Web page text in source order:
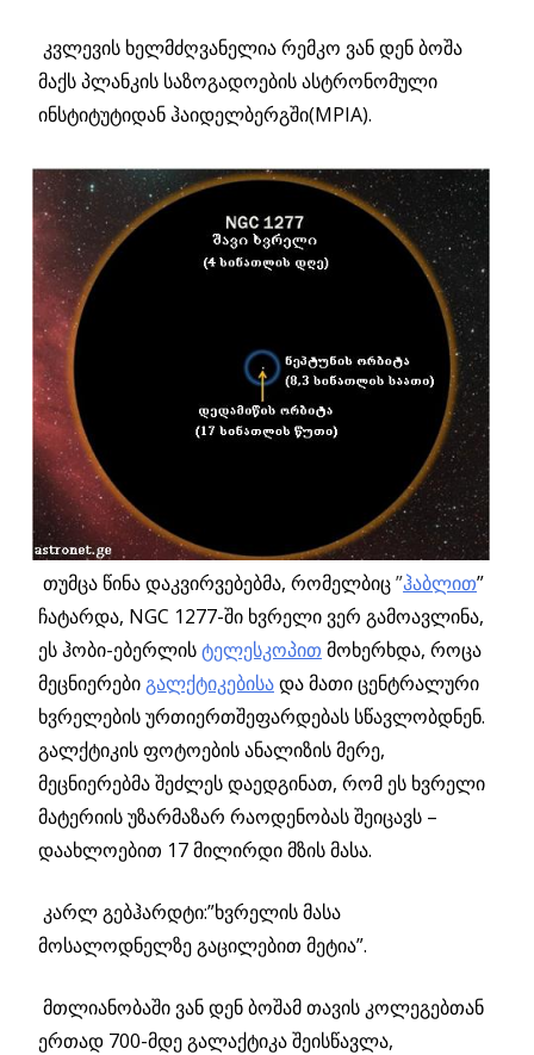
კვლევის ხელმძღვანელია რემკო ვან დენ ბოშა
მაქს პლანკის საზოგადოების ასტრონომული
ინსტიტუტიდან ჰაიდელბერგში(MPIA).
თუმცა წინა დაკვირვებებმა, რომელბიც”ჰაბლით”
ჩატარდა, NGC 1277-ში ხვრელი ვერ გამოავლინა,
ეს ჰობი-ებერლისტელესკოპით მოხერხდა, როცა
მეცნიერებიგალქტიკებისადა მათი ცენტრალური
ხვრელების ურთიერთშეფარდებას სწავლობდნენ.
გალქტიკის ფოტოების ანალიზის მერე,
მეცნიერებმა შეძლეს დაედგინათ, რომ ეს ხვრელი
მატერიის უზარმაზარ რაოდენობას შეიცავს –
დაახლოებით 17 მილირდი მზის მასა.
კარლ გებჰარდტი:”ხვრელის მასა
მოსალოდნელზე გაცილებით მეტია”.
მთლიანობაში ვან დენ ბოშამ თავის კოლეგებთან
ერთად 700-მდე გალაქტიკა შეისწავლა,